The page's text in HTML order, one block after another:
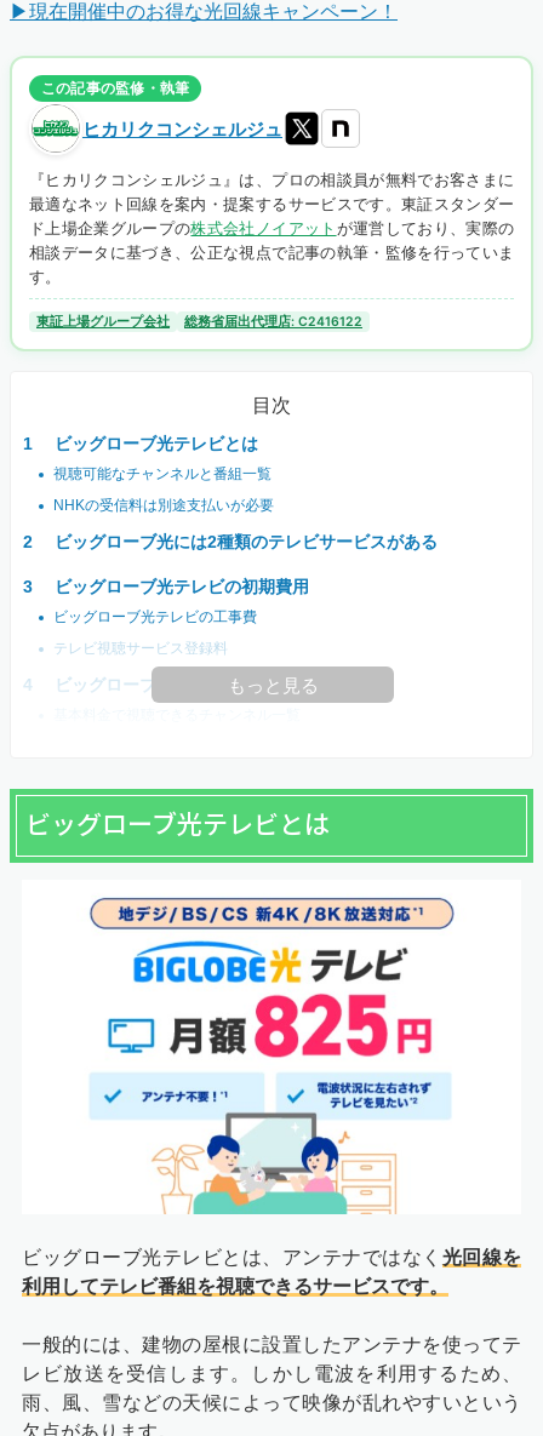
▶現在開催中のお得な光回線キャンペーン！
この記事の監修・執筆
ヒカリクコンシェルジュ
『ヒカリクコンシェルジュ』は、プロの相談員が無料でお客さまに
最適なネット回線を案内・提案するサービスです。東証スタンダー
ド上場企業グループの株式会社ノイアット が運営しており、実際の
相談データに基づき、公正な視点で記事の執筆・監修を行っていま
す。
東証上場グループ会社 総務省届出代理店: C2416122
目次
ビッグローブ光テレビとは
視聴可能なチャンネルと番組一覧
NHKの受信料は別途支払いが必要
ビッグローブ光には2種類のテレビサービスがある
ビッグローブ光テレビの初期費用
ビッグローブ光テレビの工事費
テレビ視聴サービス登録料
ビッグローブ光テレビの月額料金
もっと見る
ビッグローブ光テレビとは
ビッグローブ光テレビとは、アンテナではなく 光回線を
利用してテレビ番組を視聴できるサービスです。
一般的には、建物の屋根に設置したアンテナを使ってテ
レビ放送を受信します。しかし電波を利用するため、
雨、風、雪などの天候によって映像が乱れやすいという
欠点があります。